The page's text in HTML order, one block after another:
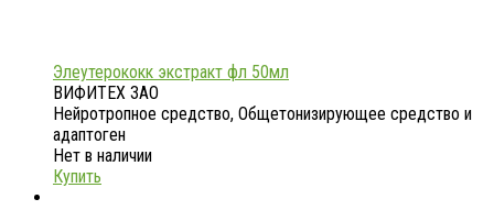
Элеутерококк экстракт фл 50мл
ВИФИТЕХ ЗАО
Нейротропное средство, Общетонизирующее средство и
адаптоген
Нет в наличии
Купить